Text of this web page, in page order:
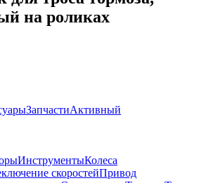
на роликах
ЗапчастиАктивный
ИнструментыКолеса
скоростейПривод